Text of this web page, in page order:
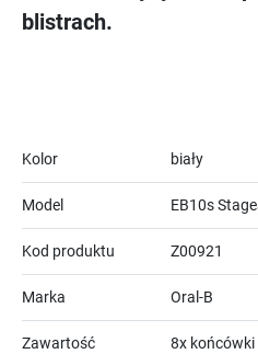
blistrach.
Kolor biały
Model EB10s
Kod produktu Z00921
Marka Oral-B
Zawartość
8x